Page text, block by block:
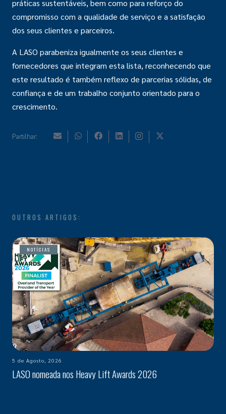
práticas sustentáveis, bem como para reforço do
compromisso com a qualidade de serviço e a satisfação
dos seus clientes e parceiros.
A LASO parabeniza igualmente os seus clientes e
fornecedores que integram esta lista, reconhecendo que
este resultado é também reflexo de parcerias sólidas, de
confiança e de um trabalho conjunto orientado para o
crescimento.
Partilhar:
OUTROS ARTIGOS:
NOTÍCIAS
5 de Agosto, 2026
LASO nomeada nos Heavy Lift Awards 2026